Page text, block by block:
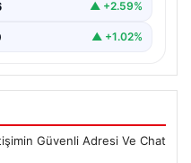
▲ +2.59%
▲ +1.02%
Güvenli Adresi Ve Chat